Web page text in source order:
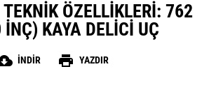
TEKNIK ÖZELLIKLERI: 762
KAYA DELICI UÇ
İNDIR print YAZDIR